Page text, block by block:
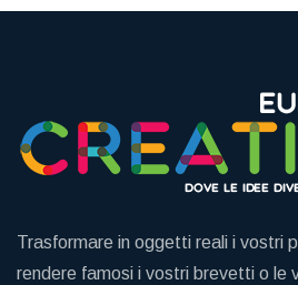
Trasformare in oggetti reali i vostri
rendere famosi i vostri brevetti o le